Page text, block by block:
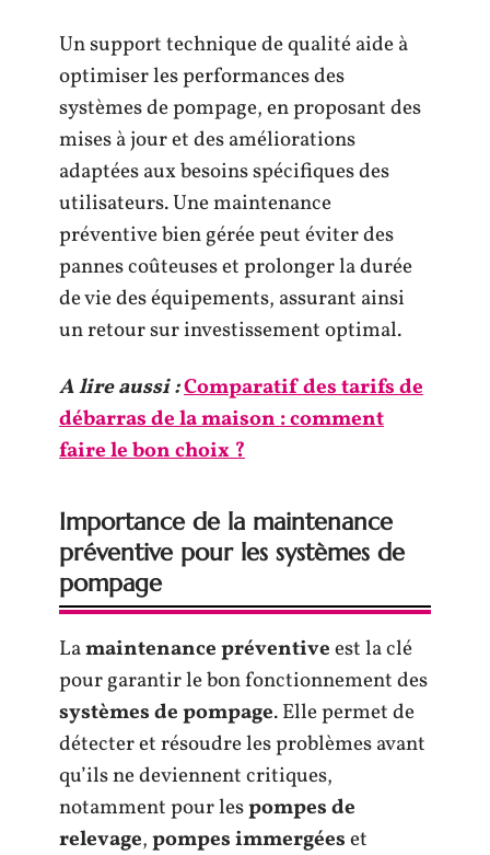
Un support technique de qualité aide à
optimiser les performances des
systèmes de pompage, en proposant des
mises à jour et des améliorations
adaptées aux besoins spécifiques des
utilisateurs. Une maintenance
préventive bien gérée peut éviter des
pannes coûteuses et prolonger la durée
de vie des équipements, assurant ainsi
un retour sur investissement optimal.
A lire aussi :Comparatif des tarifs de
débarras de la maison : comment
faire le bon choix ?
Importance de la maintenance
préventive pour les systèmes de
pompage
Lamaintenance préventiveest la clé
pour garantir le bon fonctionnement des
systèmes de pompage. Elle permet de
détecter et résoudre les problèmes avant
qu’ils ne deviennent critiques,
notamment pour lespompes de
relevage,pompes immergéeset